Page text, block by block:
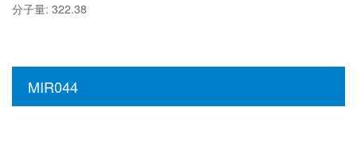
分子量: 322.38
MIR044